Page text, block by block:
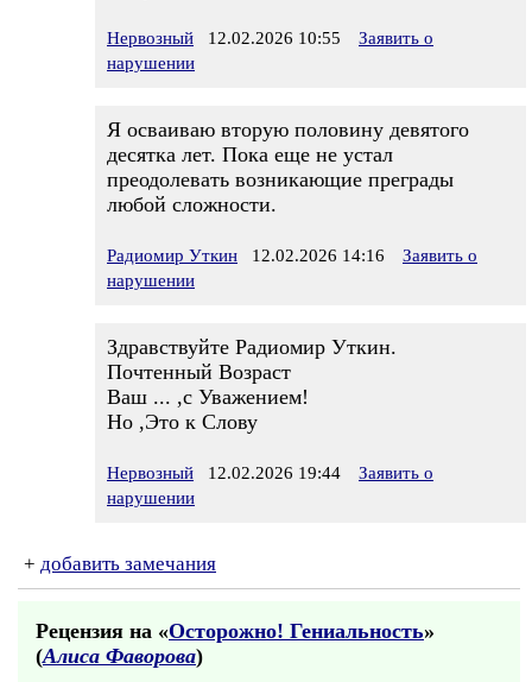
Нервозный 12.02.2026 10:55
Заявить о
нарушении
Я осваиваю вторую половину девятого
десятка лет. Пока еще не устал
преодолевать возникающие преграды
любой сложности.
Радиомир Уткин 12.02.2026 14:16
Заявить о
нарушении
Здравствуйте Радиомир Уткин.
Почтенный Возраст
Ваш ... ,с Уважением!
Но ,Это к Слову
Нервозный 12.02.2026 19:44
Заявить о
нарушении
+ добавить замечания
Рецензия на «Осторожно! Гениальность»
(Алиса Фаворова)